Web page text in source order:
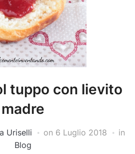
tuppo con lievito
madre
Uriselli on 6 Luglio 2018
in
Blog